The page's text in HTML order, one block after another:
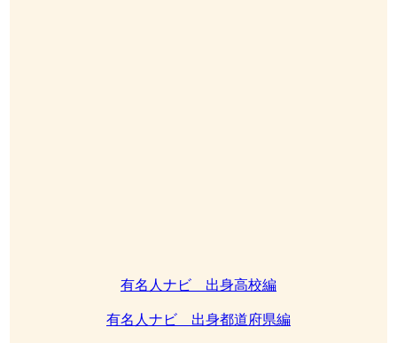
有名人ナビ 出身高校編
有名人ナビ 出身都道府県編